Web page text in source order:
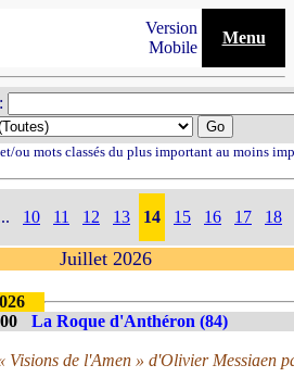
Version
Mobile
Menu
ou mots classés du plus important au moins
10 11 12 13 14 15 16 17 18
Juillet 2026
La Roque d'Anthéron (84)
Visions de l'Amen » d'Olivier Messiaen